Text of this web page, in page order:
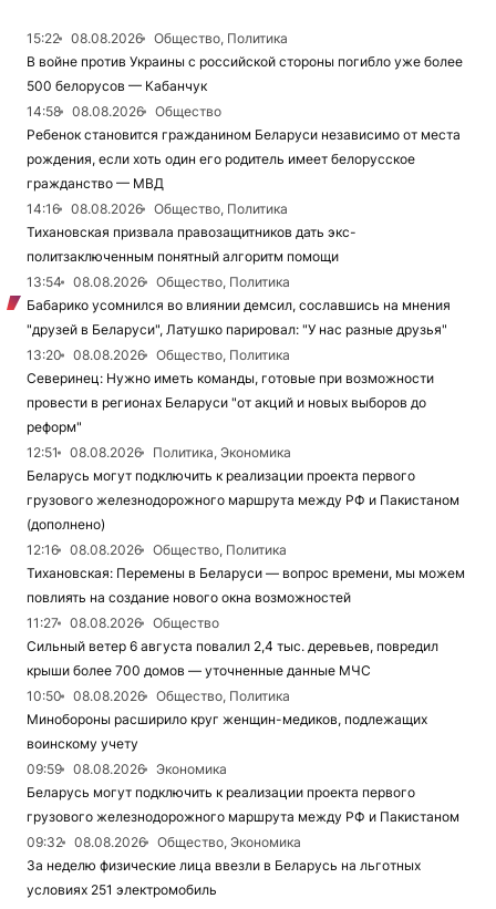
15:22 08.08.2026
Общество, Политика
В войне против Украины с российской стороны погибло уже более
500 белорусов — Кабанчук
14:58
08.08.2026
Общество
Ребенок становится гражданином Беларуси независимо от места
рождения, если хоть один его родитель имеет белорусское
гражданство — МВД
14:16
08.08.2026
Общество, Политика
Тихановская призвала правозащитников дать экс-
политзаключенным понятный алгоритм помощи
13:54
08.08.2026
Общество, Политика
Бабарико усомнился во влиянии демсил, сославшись на мнения
"друзей в Беларуси", Латушко парировал: "У нас разные друзья"
13:20
08.08.2026
Общество, Политика
Северинец: Нужно иметь команды, готовые при возможности
провести в регионах Беларуси "от акций и новых выборов до
реформ"
12:51
08.08.2026
Политика, Экономика
Беларусь могут подключить к реализации проекта первого
грузового железнодорожного маршрута между РФ и Пакистаном
(дополнено)
12:16
08.08.2026
Общество, Политика
Тихановская: Перемены в Беларуси — вопрос времени, мы можем
повлиять на создание нового окна возможностей
11:27
08.08.2026
Общество
Сильный ветер 6 августа повалил 2,4 тыс. деревьев, повредил
крыши более 700 домов — уточненные данные МЧС
10:50
08.08.2026
Общество, Политика
Минобороны расширило круг женщин-медиков, подлежащих
воинскому учету
09:59
08.08.2026
Экономика
Беларусь могут подключить к реализации проекта первого
грузового железнодорожного маршрута между РФ и Пакистаном
09:32
08.08.2026
Общество, Экономика
За неделю физические лица ввезли в Беларусь на льготных
условиях 251 электромобиль